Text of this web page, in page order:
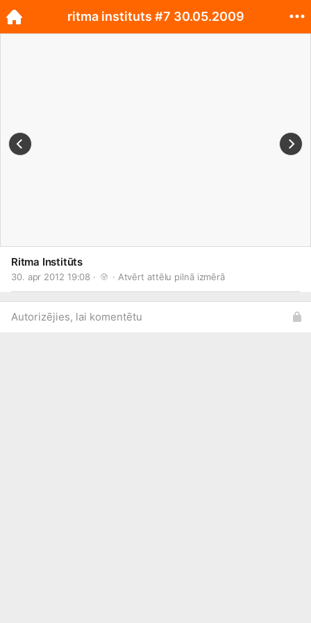
Ritma Institūts
30. apr 2012 19:08 · · Atvērt attēlu pilnā izmērā
Autorizējies, lai komentētu
ritma instituts #7 30.05.2009